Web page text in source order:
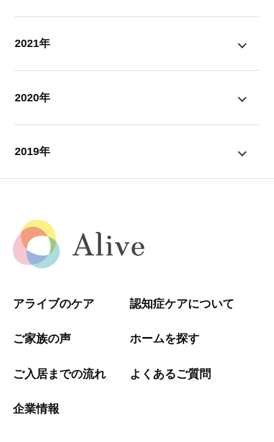
2021年
2020年
2019年
アライブのケア 認知症ケアについて
ご家族の声 ホームを探す
ご入居までの流れ よくあるご質問
企業情報